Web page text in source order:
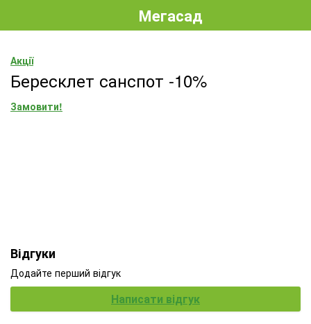
Мегасад
Акції
Бересклет санспот -10%
Замовити!
Відгуки
Додайте перший відгук
Написати відгук